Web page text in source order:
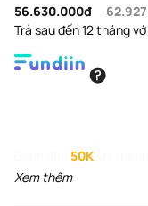
56.630.000đ
Trả sau đến 12 tháng
50K
Xem thêm